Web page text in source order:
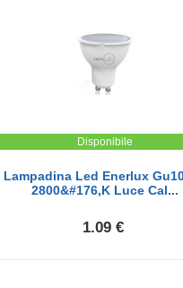
Disponibile
Lampadina Led Enerlux
2800&#176,K Luce Cal...
1.09 €